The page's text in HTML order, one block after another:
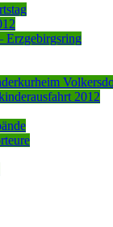
Erzgebirgsring
2012